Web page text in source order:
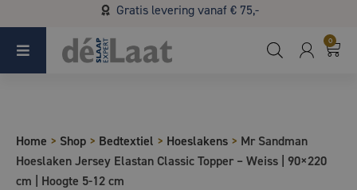
Gratis levering vanaf € 75,-
Koopzondag 29 maart in Bladel van 13.00 - 17.00
0
Home > Shop > Bedtextiel > Hoeslakens > Mr Sandman
Hoeslaken Jersey Elastan Classic Topper – Weiss | 90×220
cm | Hoogte 5-12 cm